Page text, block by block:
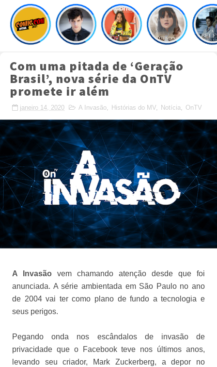
Com uma pitada de ‘Geração
Brasil’, nova série da OnTV
promete ir além
janeiro 14, 2020 A Invasão Histórias do MV Notícia OnTV
A Invasão vem chamando atenção desde que foi
anunciada. A série ambientada em São Paulo no ano
de 2004 vai ter como plano de fundo a tecnologia e
seus perigos.
Pegando onda nos escândalos de invasão de
privacidade que o Facebook teve nos últimos anos,
levando seu criador, Mark Zuckerberg, a depor no
Crafted with by TemplatesYard| Distributed by
MyBloggerThemes